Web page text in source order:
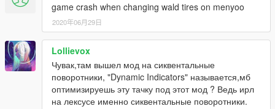
game crash when changing wald tires on menyoo
2020年06月29日
Lollievox
Чувак,там вышел мод на сиквентальные
поворотники, "Dynamic Indicators" называется,мб
оптимизируешь эту тачку под этот мод ? Ведь ирл
на лексусе именно сиквентальные поворотники.